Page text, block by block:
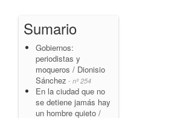
Sumario
Gobiernos:
periodistas y
moqueros / Dionisio
Sánchez - nº 254
En la ciudad que no
se detiene jamás hay
un hombre quieto /